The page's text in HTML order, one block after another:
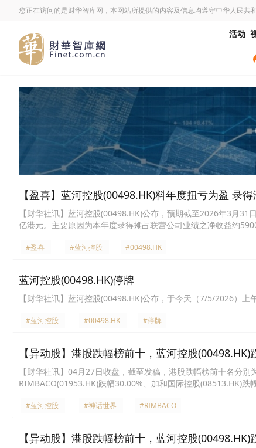
您正在访问的是财华智库网，本网站所提供的内容及信息均遵守中华人民共
活动
【盈喜】蓝河控股(00498.HK)料年度扭亏为盈 录
【财华社讯】蓝河控股(00498.HK)公布，预期截至2026年3月
亿港元。主要原因为本年度录得摊占联营公司业绩之净收益约
2025年度约4500万港元减少至本年度约3800万港元；及本年
#盈喜 #蓝河控股 #00498.HK
蓝河控股(00498.HK)停牌
【财华社讯】蓝河控股(00498.HK)公布，于今天（7/5/2026）上
#蓝河控股 #00498.HK #停牌
【异动股】港股跌幅榜前十，蓝河控股
【财华社讯】04月27日收盘，截至发稿，港股跌幅榜前十名分
RIMBACO(01953.HK)跌幅30.00%、加和国际控股(08513.HK)
跌幅15.38%。
#蓝河控股 #神话世界 #RIMBACO
【异动股】港股跌幅榜前十，蓝河控股